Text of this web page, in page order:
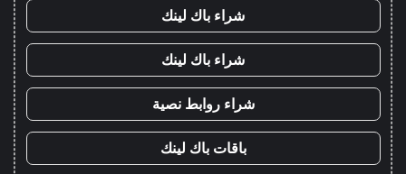
شراء باك لينك
شراء باك لينك
شراء روابط نصية
باقات باك لينك